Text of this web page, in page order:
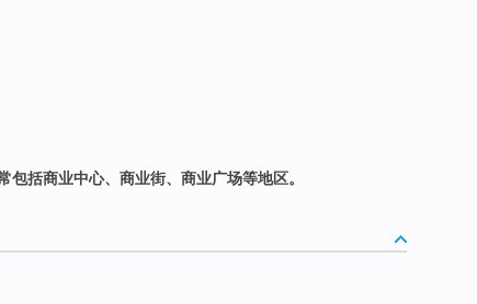
括商业中心、商业街、商业广场等地区。